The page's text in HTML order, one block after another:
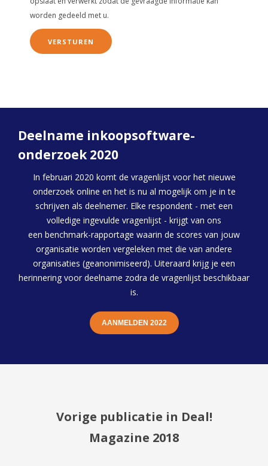
worden gedeeld met u.
Deelname inkoopsoftware-
onderzoek 2020
In februari 2020 komt de vragenlijst voor het nieuwe
onderzoek online en het is nu al mogelijk om je in te
schrijven als deelnemer. Elke respondent - met een
volledige ingevulde vragenlijst - krijgt van ons
een benchmark-rapportage waarin de scores van jouw
organisatie worden vergeleken met die van andere
organisaties (geanonimiseerd). Uiteraard krijg je een
herinnering voor deelname zodra de vragenlijst beschikbaar
is.
AANMELDEN 2022
Vorige publicatie in Deal!
Magazine 2018